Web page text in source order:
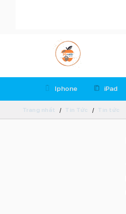
Iphone iPad
Trang nhất Tin Tức Tin tức